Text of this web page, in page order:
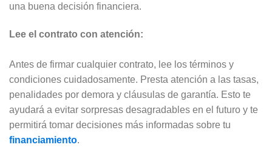
una buena decisión financiera.
Lee el contrato con atención:
Antes de firmar cualquier contrato, lee los términos y
condiciones cuidadosamente. Presta atención a las tasas,
penalidades por demora y cláusulas de garantía. Esto te
ayudará a evitar sorpresas desagradables en el futuro y te
permitirá tomar decisiones más informadas sobre tu
financiamiento.